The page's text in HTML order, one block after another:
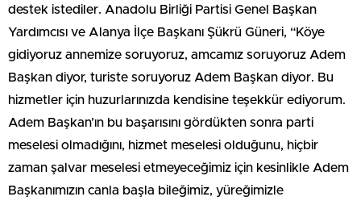
destek istediler. Anadolu Birliği Partisi Genel Başkan
Yardımcısı ve Alanya İlçe Başkanı Şükrü Güneri, “Köye
gidiyoruz annemize soruyoruz, amcamız soruyoruz Adem
Başkan diyor, turiste soruyoruz Adem Başkan diyor. Bu
hizmetler için huzurlarınızda kendisine teşekkür ediyorum.
Adem Başkan’ın bu başarısını gördükten sonra parti
meselesi olmadığını, hizmet meselesi olduğunu, hiçbir
zaman şalvar meselesi etmeyeceğimiz için kesinlikle Adem
Başkanımızın canla başla bileğimiz, yüreğimizle